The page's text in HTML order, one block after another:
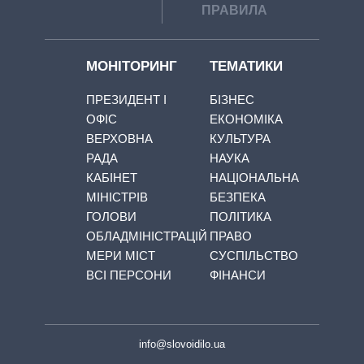
ПРАВИЛА
МОНІТОРИНГ
ПРЕЗИДЕНТ І
ОФІС
ВЕРХОВНА
РАДА
КАБІНЕТ
МІНІСТРІВ
ГОЛОВИ
ОБЛАДМІНІСТРАЦІЙ
МЕРИ МІСТ
ВСІ ПЕРСОНИ
ТЕМАТИКИ
БІЗНЕС
ЕКОНОМІКА
КУЛЬТУРА
НАУКА
НАЦІОНАЛЬНА
БЕЗПЕКА
ПОЛІТИКА
ПРАВО
СУСПІЛЬСТВО
ФІНАНСИ
info@slovoidilo.ua